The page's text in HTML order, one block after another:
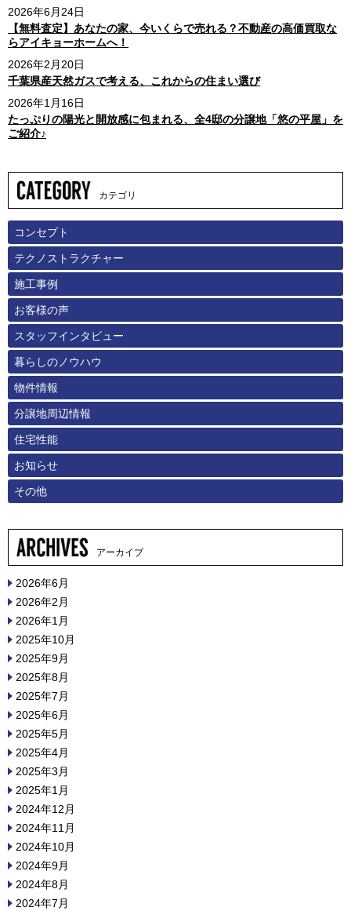
2026年6月24日
【無料査定】あなたの家、今いくらで売れる？不動産の高価買取な
らアイキョーホームへ！
2026年2月20日
千葉県産天然ガスで考える、これからの住まい選び
2026年1月16日
たっぷりの陽光と開放感に包まれる、全4邸の分譲地「悠の平屋」を
ご紹介♪
カテゴリ
コンセプト
テクノストラクチャー
施工事例
お客様の声
スタッフインタビュー
暮らしのノウハウ
物件情報
分譲地周辺情報
住宅性能
お知らせ
その他
アーカイブ
2026年6月
2026年2月
2026年1月
2025年10月
2025年9月
2025年8月
2025年7月
2025年6月
2025年5月
2025年4月
2025年3月
2025年1月
2024年12月
2024年11月
2024年10月
2024年9月
2024年8月
2024年7月